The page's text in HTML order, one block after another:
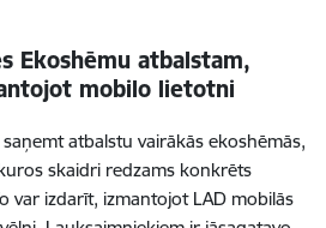
Ekoshēmu atbalstam,
mobilo lietotni
atbalstu vairākās ekoshēmās,
skaidri redzams konkrēts
var izdarīt, izmantojot LAD mobilās